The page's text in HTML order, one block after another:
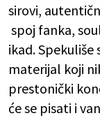
sirovi,
spoj fanka,
ikad. Spekuliše
materijal koji
prestonički
će se pisati i